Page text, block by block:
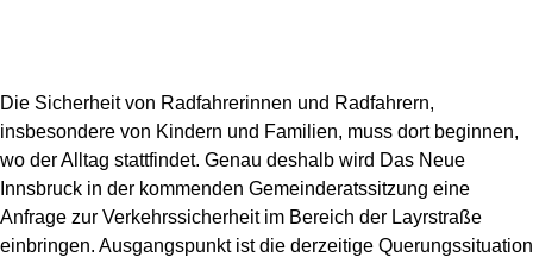
Die Sicherheit von Radfahrerinnen und Radfahrern,
insbesondere von Kindern und Familien, muss dort beginnen,
wo der Alltag stattfindet. Genau deshalb wird Das Neue
Innsbruck in der kommenden Gemeinderatssitzung eine
Anfrage zur Verkehrssicherheit im Bereich der Layrstraße
einbringen. Ausgangspunkt ist die derzeitige Querungssituation